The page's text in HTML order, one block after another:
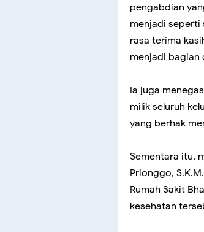
pengabdian
menjadi seperti
rasa terima
menjadi bagian
Ia juga
milik seluruh
yang berhak
Sementara itu,
Prionggo,
Rumah Sakit
kesehatan